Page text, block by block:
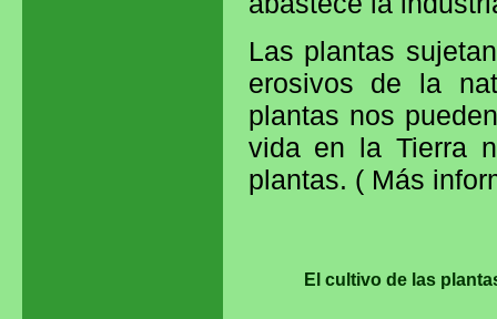
Las plantas
erosivos de la
plantas nos
vida en la Tierra
plantas. ( Más
El cultivo de las